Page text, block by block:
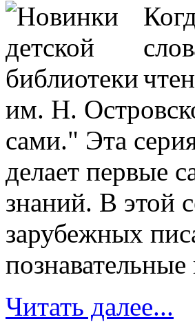
им. Н.
сами." Эта
делает первые
знаний. В этой
зарубежных
Читать далее...